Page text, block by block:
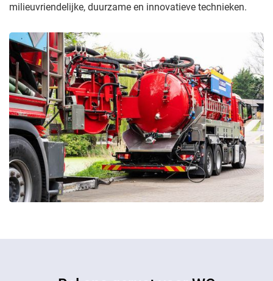
milieuvriendelijke, duurzame en innovatieve technieken.